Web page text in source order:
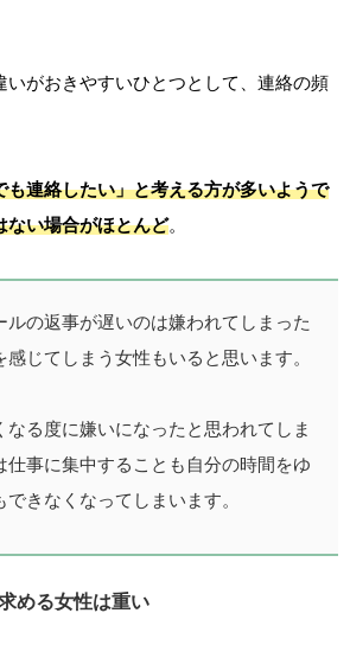
いがおきやすいひとつとして、連絡の頻
も連絡したい」と考える方が多いようで
ない場合がほとんど。
ルの返事が遅いのは嫌われてしまった
じてしまう女性もいると思います。
なる度に嫌いになったと思われてしま
仕事に集中することも自分の時間をゆ
きなくなってしまいます。
める女性は重い